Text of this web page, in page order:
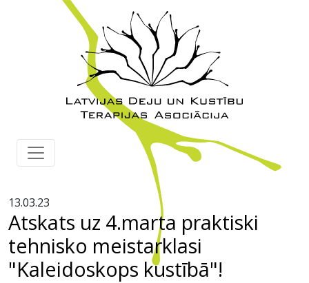
13.03.23
Atskats uz 4.marta praktiski
tehnisko meistarklasi
"Kaleidoskops kustībā"!